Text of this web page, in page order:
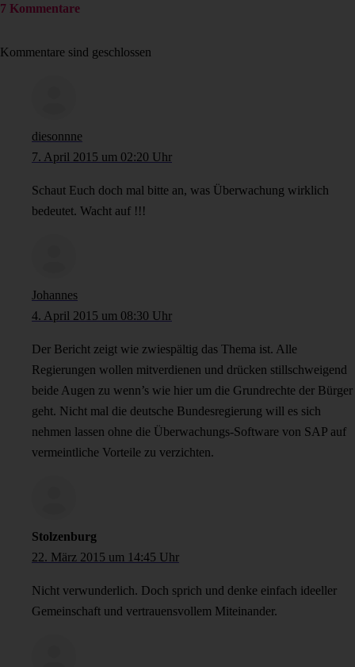
7 Kommentare
Kommentare sind geschlossen
diesonnne
7. April 2015 um 02:20 Uhr
Schaut Euch doch mal bitte an, was Überwachung wirklich
bedeutet. Wacht auf !!!
Johannes
4. April 2015 um 08:30 Uhr
Der Bericht zeigt wie zwiespältig das Thema ist. Alle
Regierungen wollen mitverdienen und drücken stillschweigend
beide Augen zu wenn’s wie hier um die Grundrechte der Bürger
geht. Nicht mal die deutsche Bundesregierung will es sich
nehmen lassen ohne die Überwachungs-Software von SAP auf
vermeintliche Vorteile zu verzichten.
Stolzenburg
22. März 2015 um 14:45 Uhr
Nicht verwunderlich. Doch sprich und denke einfach ideeller
Gemeinschaft und vertrauensvollem Miteinander.